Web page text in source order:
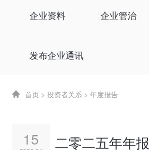
企业资料 企业管治
发布企业通讯
首页 > 投资者关系 > 年度报告
15 二零二五年年报